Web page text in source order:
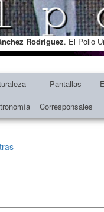
Rodríguez. El Pollo
Pantallas
Corresponsales